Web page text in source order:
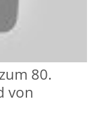
80.
von